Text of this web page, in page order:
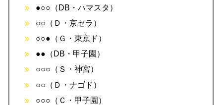
●○○（DB・ハマスタ）
○○（Ｄ・京セラ）
○○●（Ｇ・東京ド）
●●（DB・甲子園）
○○○（Ｓ・神宮）
○○（Ｄ・ナゴド）
○○○（Ｃ・甲子園）